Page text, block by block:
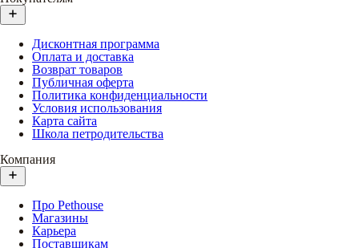
Дисконтная программа
Оплата и доставка
Возврат товаров
Публичная оферта
Политика конфиденциальности
Условия использования
Карта сайта
Школа петродительства
Компания
Про Pethouse
Магазины
Карьера
Поставщикам